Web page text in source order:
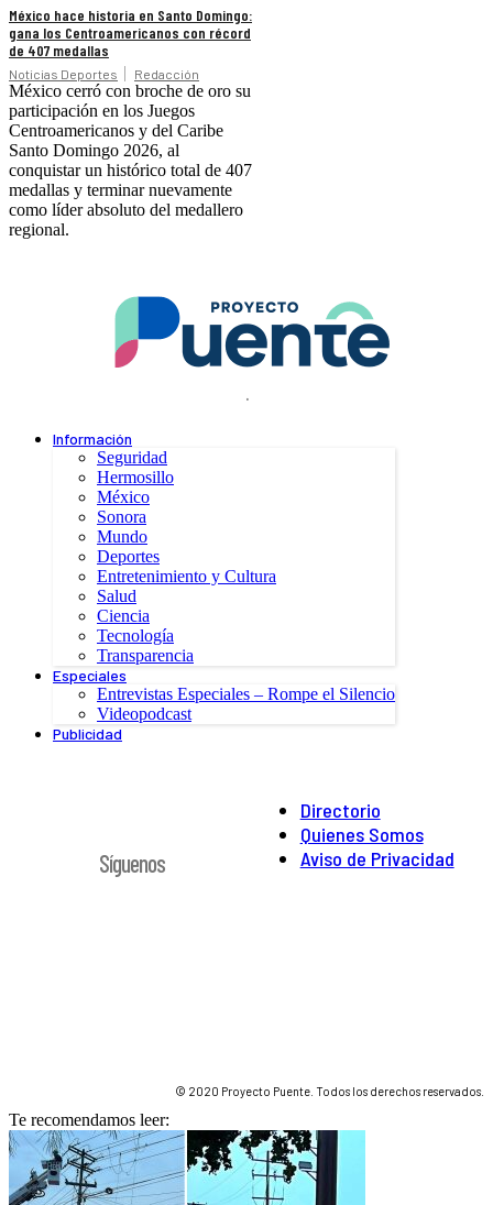
México hace historia en Santo Domingo:
gana los Centroamericanos con récord
de 407 medallas
Noticias Deportes Redacción
México cerró con broche de oro su
participación en los Juegos
Centroamericanos y del Caribe
Santo Domingo 2026, al
conquistar un histórico total de 407
medallas y terminar nuevamente
como líder absoluto del medallero
regional.
.
Información
Seguridad
Hermosillo
México
Sonora
Mundo
Deportes
Entretenimiento y Cultura
Salud
Ciencia
Tecnología
Transparencia
Especiales
Entrevistas Especiales – Rompe el Silencio
Videopodcast
Publicidad
Directorio
Quienes Somos
Aviso de Privacidad
Síguenos
© 2020 Proyecto Puente. Todos los derechos reservados.
Te recomendamos leer: